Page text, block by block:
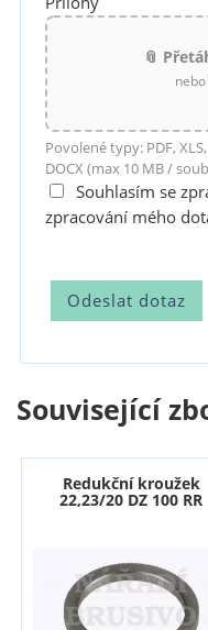
📎
Povolené typy: PDF, XLS,
DOCX (max 10 MB /
Souhlasím se
zpracování mého
Související
Redukční kroužek
22,23/20 DZ 100 RR